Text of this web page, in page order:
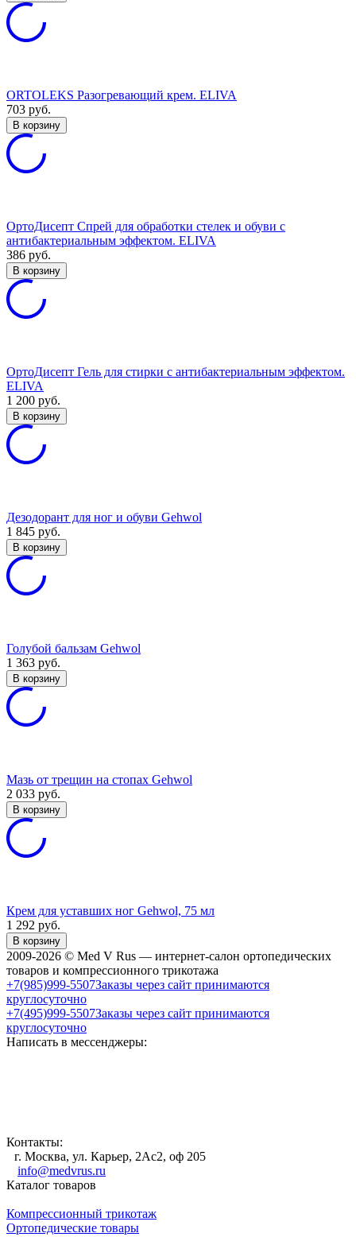
ORTOLEKS Разогревающий крем. ELIVA
703 руб.
В корзину
ОртоДисепт Спрей для обработки стелек и обуви с
антибактериальным эффектом. ELIVA
386 руб.
В корзину
ОртоДисепт Гель для стирки с антибактериальным эффектом.
ELIVA
1 200 руб.
В корзину
Дезодорант для ног и обуви Gehwol
1 845 руб.
В корзину
Голубой бальзам Gehwol
1 363 руб.
В корзину
Мазь от трещин на стопах Gehwol
2 033 руб.
В корзину
Крем для уставших ног Gehwol, 75 мл
1 292 руб.
В корзину
2009-2026 © Med V Rus — интернет-салон ортопедических
товаров и компрессионного трикотажа
+7(985)999-5507Заказы через сайт принимаются
круглосуточно
+7(495)999-5507Заказы через сайт принимаются
круглосуточно
Написать в мессенджеры:
Контакты:
г. Москва, ул. Карьер, 2Ас2, оф 205
info@medvrus.ru
Каталог товаров
Компрессионный трикотаж
Ортопедические товары